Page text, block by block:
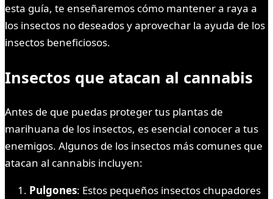
esta guía, te enseñaremos cómo mantener a raya a
los insectos no deseados y aprovechar la ayuda de los
insectos beneficiosos.
Insectos que atacan al cannabis
Antes de que puedas proteger tus plantas de
marihuana de los insectos, es esencial conocer a tus
enemigos. Algunos de los insectos más comunes que
atacan al cannabis incluyen:
Pulgones: Estos pequeños insectos chupadores